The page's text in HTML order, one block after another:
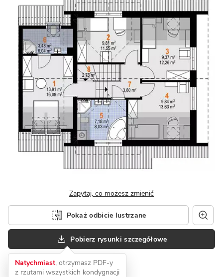
Zapytaj, co możesz zmienić
Pokaż odbicie lustrzane
Pobierz rysunki szczegółowe
Natychmiast, otrzymasz PDF-y
z rzutami wszystkich kondygnacji